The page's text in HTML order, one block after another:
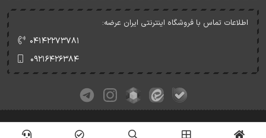
اطلاعات تماس با فروشگاه اینترنتی ایران عرضه:
۰۴۱۴۲۲۷۳۷۸۱
۰۹۲۱۶۴۲۶۳۸۴